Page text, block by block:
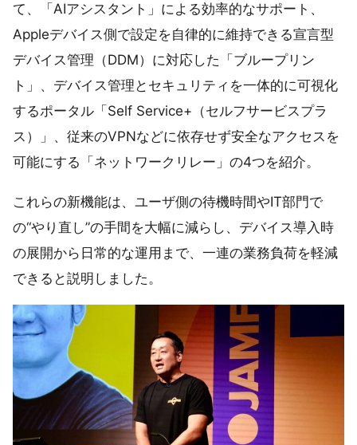
て、「AIアシスタント」による効率的なサポート、
Appleデバイス側で設定を自律的に維持できる宣言型
デバイス管理（DDM）に対応した「ブループリン
ト」、デバイス管理とセキュリティを一体的に可視化
するポータル「Self Service+（セルフサービスプラ
ス）」、従来のVPNなどに依存せず安全なアクセスを
可能にする「ネットワークリレー」の4つを紹介。
これらの新機能は、ユーザ側の待機時間やIT部門で
の“やり直し”の手間を大幅に減らし、デバイス導入時
の展開から日常的な運用まで、一連の業務負荷を軽減
できると説明しました。